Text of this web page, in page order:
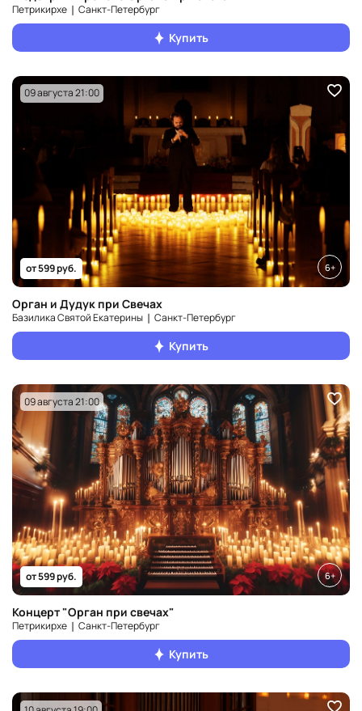
Петрикирхе ❘ Санкт‑Петербург
Купить
09 августа 21:00
от 599 руб. 6+
Орган и Дудук при Свечах
Базилика Святой Екатерины ❘ Санкт‑Петербург
Купить
09 августа 21:00
от 599 руб. 6+
Концерт "Орган при свечах"
Петрикирхе ❘ Санкт‑Петербург
Купить